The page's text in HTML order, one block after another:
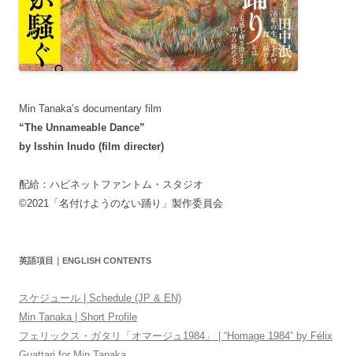
Min Tanaka’s documentary film
“The Unnameable Dance”
by Isshin Inudo (film directer)
配給：ハピネットファントム・スタジオ
©2021「名付けようのない踊り」製作委員会
英語項目｜ENGLISH CONTENTS
スケジュール | Schedule (JP & EN)
Min Tanaka | Short Profile
フェリックス・ガタリ「オマージュ1984」 | “Homage 1984” by Félix